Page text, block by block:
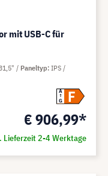
mit USB-C für
A
G
F
€ 906,99*
Lieferzeit 2-4 Werktage
Paneltyp IPS